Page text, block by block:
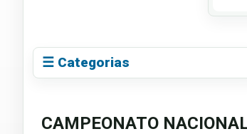
☰ Categorias
CAMPEONATO